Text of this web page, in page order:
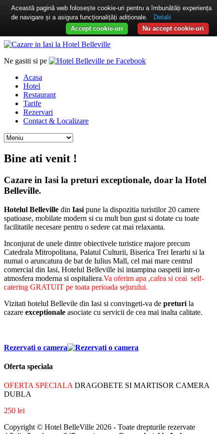
Ne gasiti si pe
Acasa
Hotel
Restaurant
Tarife
Rezervari
Contact & Localizare
Bine ati venit !
Cazare in Iasi la preturi exceptionale, doar la Hotel
Belleville.
Hotelul Belleville din Iasi pune la dispozitia turistilor 20 camere
spatioase, mobilate modern si cu mult bun gust si dotate cu toate
facilitatile necesare pentru o sedere cat mai relaxanta.
Inconjurat de unele dintre obiectivele turistice majore precum
Catedrala Mitropolitana, Palatul Culturii, Biserica Trei Ierarhi si la
numai o aruncatura de bat de Iulius Mall, cel mai mare centrul
comercial din Iasi, Hotelul Belleville isi intampina oaspetii intr-o
atmosfera moderna si ospitaliera.Va oferim apa ,cafea si ceai self-
catering GRATUIT pe toata perioada sejurului.
Vizitati hotelul Bellevile din Iasi si convingeti-va de preturi la
cazare exceptionale asociate cu servicii de cea mai inalta calitate.
Rezervati o camera
Oferta speciala
OFERTA SPECIALA DRAGOBETE SI MARTISOR CAMERA
DUBLA
250 lei
Copyright © Hotel BelleVille 2026 - Toate drepturile rezervate
Această pagină web folosește cookie-uri pentru a îmbunătăți experiența
de navigare și a asigura funcționalițăți adiționale.
Detalii
Nu accept cookie-uri
Accept cookie-uri